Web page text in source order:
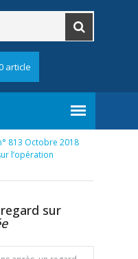
article
813 Octobre 2018
l’opération
sur